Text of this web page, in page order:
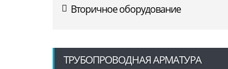
Вторичное оборудование
ТРУБОПРОВОДНАЯ АРМАТУРА